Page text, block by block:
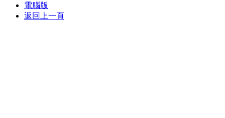
電腦版
返回上一頁